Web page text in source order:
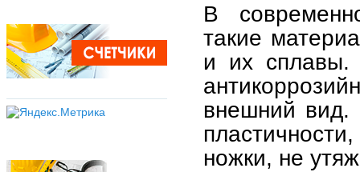
В
такие
и их сплавы.
внешний вид.
ножки, не